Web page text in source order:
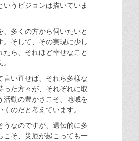
いうビジョンは描いていま
、多くの方から伺いたいと
。そして、その実現に少し
たら、それほど幸せなこと
言い直せば、それら多様な
った方々が、それぞれに取
活動の豊かさこそ、地域を
くのだと考えています。
うなのですが、遺伝的に多
こそ、災厄が起こっても一